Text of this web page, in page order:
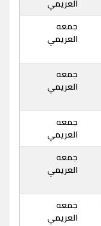
العريمي
جمعه
العريمي
جمعه
العريمي
جمعه
العريمي
جمعه
العريمي
جمعه
العريمي